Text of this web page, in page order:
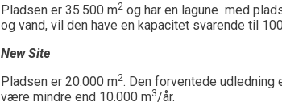
Pladsen er 35.500 m2 og har en lagune med
og vand, vil den have en kapacitet svarende til
New Site
Pladsen er 20.000 m2. Den forventede
være mindre end 10.000 m3/år.